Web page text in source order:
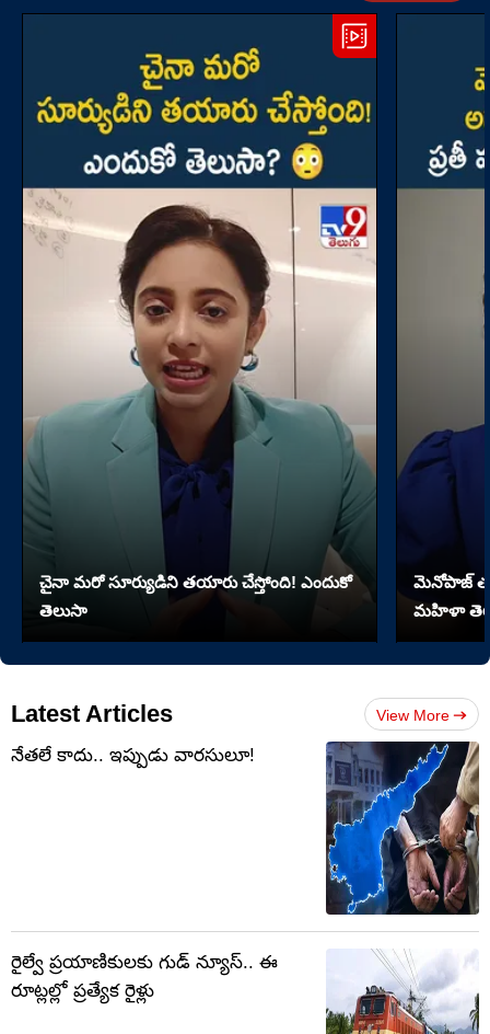
చైనా మరో సూర్యుడిని తయారు చేస్తోంది! ఎందుకో
తెలుసా
మెనోపాజ్
మహిళా
Latest Articles View More
నేతలే కాదు.. ఇప్పుడు వారసులూ!
రైల్వే ప్రయాణికులకు గుడ్ న్యూస్.. ఈ
రూట్లల్లో ప్రత్యేక రైళ్లు